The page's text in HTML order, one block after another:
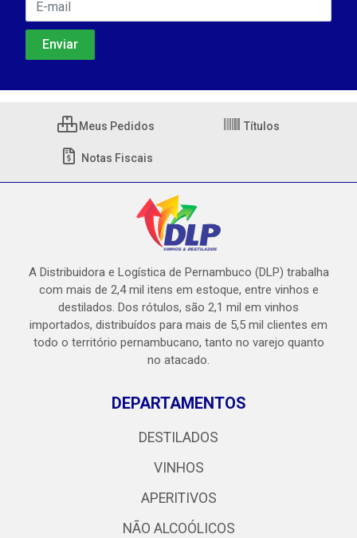
Meus Pedidos Títulos
Notas Fiscais
A Distribuidora e Logística de Pernambuco (DLP) trabalha
com mais de 2,4 mil itens em estoque, entre vinhos e
destilados. Dos rótulos, são 2,1 mil em vinhos
importados, distribuídos para mais de 5,5 mil clientes em
todo o território pernambucano, tanto no varejo quanto
no atacado.
DEPARTAMENTOS
DESTILADOS
VINHOS
APERITIVOS
NÃO ALCOÓLICOS